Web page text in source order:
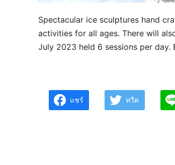
Spectacular ice sculptures hand
activities for all ages. There will
July 2023 held 6 sessions per
แชร์ ทวีต